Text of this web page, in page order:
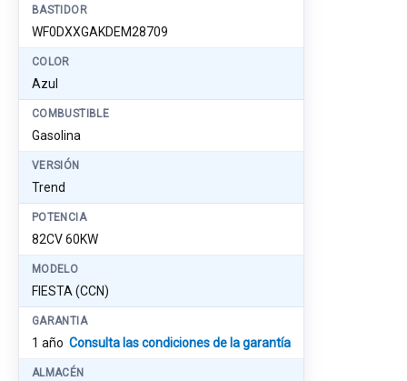
BASTIDOR
WF0DXXGAKDEM28709
COLOR
Azul
COMBUSTIBLE
Gasolina
VERSIÓN
Trend
POTENCIA
82CV 60KW
MODELO
FIESTA (CCN)
GARANTIA
1 año Consulta las condiciones de la garantía
ALMACÉN